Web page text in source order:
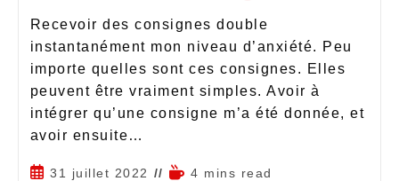
Recevoir des consignes double
instantanément mon niveau d’anxiété. Peu
importe quelles sont ces consignes. Elles
peuvent être vraiment simples. Avoir à
intégrer qu’une consigne m’a été donnée, et
avoir ensuite…
31 juillet 2022 4 mins read